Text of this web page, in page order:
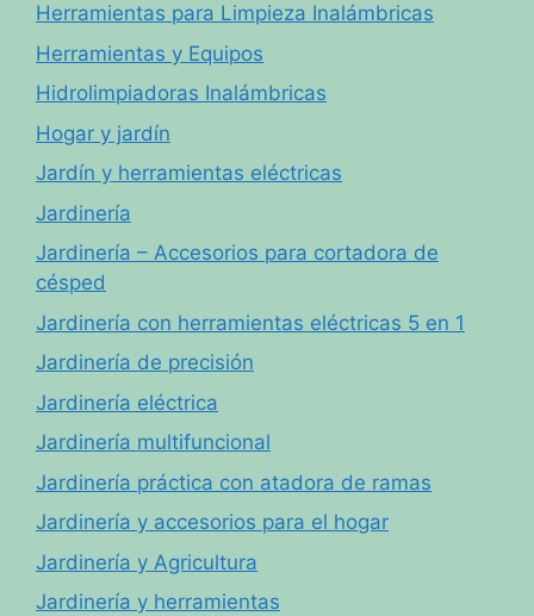
Herramientas para Limpieza Inalámbricas
Herramientas y Equipos
Hidrolimpiadoras Inalámbricas
Hogar y jardín
Jardín y herramientas eléctricas
Jardinería
Jardinería – Accesorios para cortadora de
césped
Jardinería con herramientas eléctricas 5 en 1
Jardinería de precisión
Jardinería eléctrica
Jardinería multifuncional
Jardinería práctica con atadora de ramas
Jardinería y accesorios para el hogar
Jardinería y Agricultura
Jardinería y herramientas